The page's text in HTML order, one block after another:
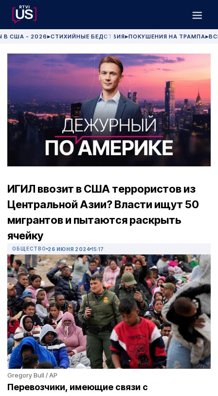
В США - 2026 ▶СТИХИЙНЫЕ БЕДСТВИЯ▶ПОКУШЕНИЯ НА ТРАМПА▶
ИГИЛ ввозит в США террористов из
Центральной Азии? Власти ищут 50
мигрантов и пытаются раскрыть
ячейку
ОБЩЕСТВО 26 ИЮНЯ 2024 15:17
Gregory Bull / AP
Перевозчики, имеющие связи с